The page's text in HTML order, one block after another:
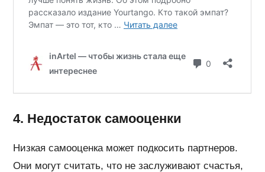
4. Недостаток самооценки
Низкая самооценка может подкосить партнеров.
Они могут считать, что не заслуживают счастья,